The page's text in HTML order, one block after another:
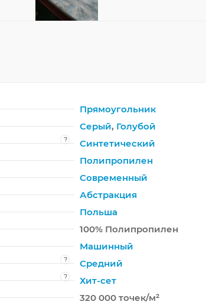
Прямоугольник
Серый, Голубой
?
Синтетический
Полипропилен
Современный
Абстракция
Польша
100% Полипропилен
Машинный
?
Средний
?
Хит-сет
320 000 точек/м²